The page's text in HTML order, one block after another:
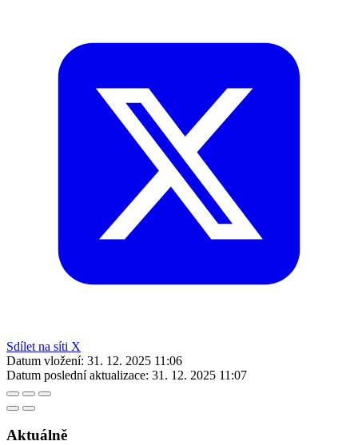
Sdílet na síti X
Datum vložení: 31. 12. 2025 11:06
Datum poslední aktualizace: 31. 12. 2025 11:07
Aktuálně